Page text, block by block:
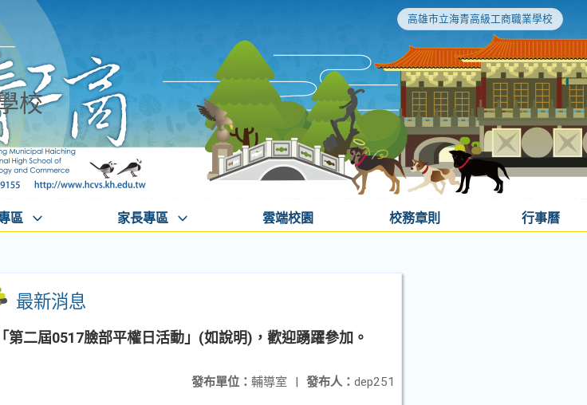
高雄市立海青高級工商職業學校
校
區 家長專區 雲端校園 校務章則 行事曆
最新消息
二屆0517臉部平權日活動」(如說明)，歡迎踴躍參加。
發布人： dep251
發布單位： 輔導室 |